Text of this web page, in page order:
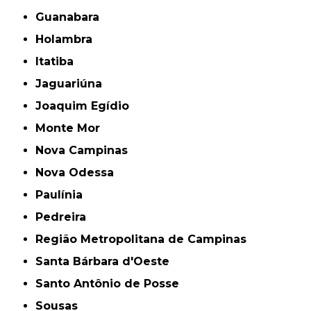
Guanabara
Holambra
Itatiba
Jaguariúna
Joaquim Egídio
Monte Mor
Nova Campinas
Nova Odessa
Paulínia
Pedreira
Região Metropolitana de Campinas
Santa Bárbara d'Oeste
Santo Antônio de Posse
Sousas